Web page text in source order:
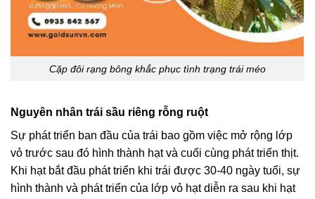
Cặp đôi rạng bông khắc phục tình trạng trái méo
Nguyên nhân trái sầu riêng rỗng ruột
Sự phát triển ban đầu của trái bao gồm việc mở rộng lớp
vỏ trước sau đó hình thành hạt và cuối cùng phát triển thịt.
Khi hạt bắt đầu phát triển khi trái được 30-40 ngày tuổi, sự
hình thành và phát triển của lớp vỏ hạt diễn ra sau khi hạt